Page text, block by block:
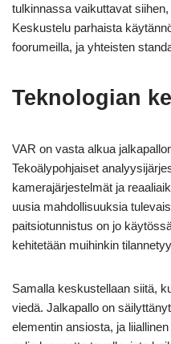
tulkinnassa vaikuttavat
Keskustelu parhaista
foorumeilla, ja yhteisten
Teknologian
VAR on vasta alkua
Tekoälypohjaiset
kamerajärjestelmät ja
uusia mahdollisuuksia
paitsiotunnistus on jo
kehitetään muihinkin
Samalla keskustellaan siitä,
viedä. Jalkapallo on
elementin ansiosta, ja